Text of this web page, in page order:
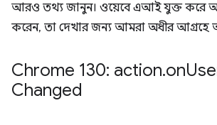
আরও তথ্য জানুন। ওয়েবে এআই যুক্ত করে
করেন, তা দেখার জন্য আমরা অধীর আগ্রহে
Chrome 130: action.on
Changed